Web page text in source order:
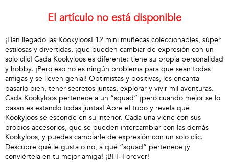
El artículo no está disponible
¡Han llegado las Kookyloos! 12 mini muñecas coleccionables, súper
estilosas y divertidas, ¡que pueden cambiar de expresión con un
solo clic! Cada Kookyloos es diferente: tiene su propia personalidad
y hobby. ¡Pero eso no es ningún problema para que sean todas
amigas y se lleven genial! Optimistas y positivas, les encanta
pasarlo bien, tener secretos juntas, explorar y vivir mil aventuras.
Cada Kookyloos pertenece a un “squad” ¡pero cuando mejor se lo
pasan es estando todas juntas! Abre el tubo y revela qué
Kookyloos se esconde en su interior. Cada una viene con sus
propios accesorios, que se pueden intercambiar con las demás
Kookyloos, y puedes cambiarle de expresión con un solo clic.
Descubre qué le gusta o no, a qué “squad” pertenece ¡y
conviértela en tu mejor amiga! ¡BFF Forever!